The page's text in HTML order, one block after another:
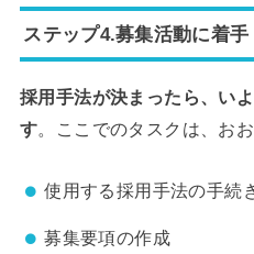
ステップ4.募集活動に着手
採用手法が決まったら、い
す。ここでのタスクは、お
使用する採用手法の手続
募集要項の作成